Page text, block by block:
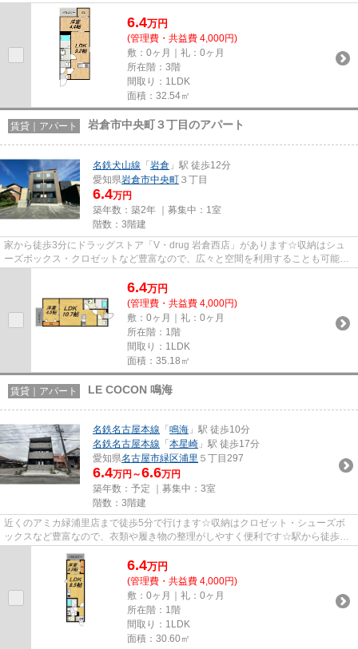
急なお出かけや不在の際にも...
6.4万円
(管理費・共益費 4,000円)
敷：0ヶ月｜礼：0ヶ月
所在階：3階
間取り：1LDK
面積：32.54㎡
賃貸｜アパート 岩倉市中央町３丁目のアパート
名鉄犬山線 「 岩倉 」駅 徒歩12分
愛知県岩倉市中央町 ３丁目
6.4万円
築年数：築2年 ｜募集中： 1室
階数：3階建
家から徒歩3分にドラッグストア「V・drug 岩倉西店」があります☆収納はシュ
ーズボックス・クロゼットなど豊富なので、広々と空間を利用することも可能で
6.4万円
(管理費・共益費 4,000円)
敷：0ヶ月｜礼：0ヶ月
所在階：1階
間取り：1LDK
面積：35.18㎡
賃貸｜アパート LE COCON 鳴海
名鉄名古屋本線 「 鳴海 」駅 徒歩10分
名鉄名古屋本線 「 本星崎 」駅 徒歩17分
愛知県名古屋市緑区浦里 ５丁目297
6.4万円～6.6万円
築年数：予定 ｜募集中： 3室
階数：3階建
近くのアミカ緑浦里店まで徒歩5分で行けます☆収納はクロゼット・シューズボ
ックスなど豊富なので、衣類や履き物の整理がしやすく便利です☆駅から徒歩10
6.4万円
(管理費・共益費 4,000円)
敷：0ヶ月｜礼：0ヶ月
所在階：1階
間取り：1LDK
面積：30.60㎡